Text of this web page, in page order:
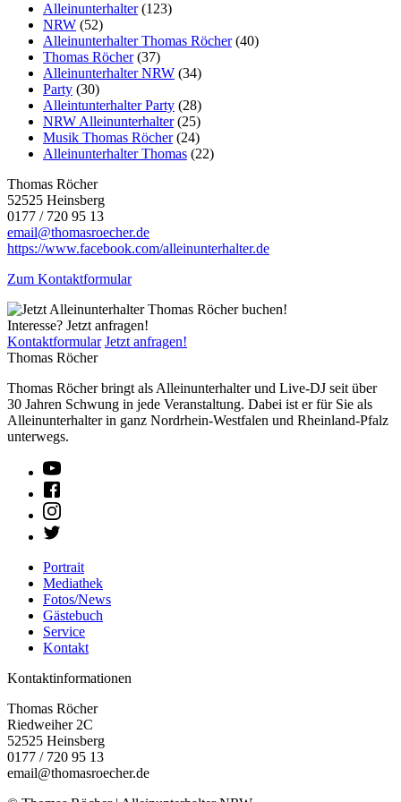
Alleinunterhalter(123)
NRW (52)
Alleinunterhalter Thomas Röcher(40)
Thomas Röcher(37)
Alleinunterhalter NRW (34)
Party (30)
Alleintunterhalter Party (28)
NRW Alleinunterhalter(25)
Musik Thomas Röcher(24)
Alleinunterhalter Thomas (22)
Thomas Röcher
52525 Heinsberg
0177 / 720 95 13
email@thomasroecher.de
https://www.facebook.com/alleinunterhalter.de
Zum Kontaktformular
Interesse? Jetzt anfragen!
Kontaktformular Jetzt anfragen!
Thomas Röcher
Thomas Röcher bringt als Alleinunterhalter und Live-DJ seit über
30 Jahren Schwung in jede Veranstaltung. Dabei ist er für Sie als
Alleinunterhalter in ganz Nordrhein-Westfalen und Rheinland-Pfalz
unterwegs.
Portrait
Mediathek
Fotos/News
Gästebuch
Service
Kontakt
Kontaktinformationen
Thomas Röcher
Riedweiher 2C
52525 Heinsberg
0177 / 720 95 13
email@thomasroecher.de